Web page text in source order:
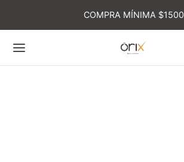
COMPRA MÍNIMA $1500